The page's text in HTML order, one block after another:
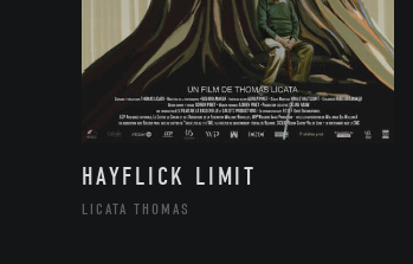
HAYFLICK LIMIT
LICATA THOMAS